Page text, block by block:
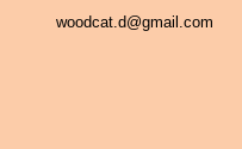
woodcat.d@gmail.com